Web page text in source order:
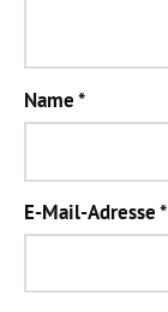
Name*
E-Mail-Adresse*